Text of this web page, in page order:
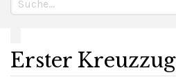
Erster Kreuzzug